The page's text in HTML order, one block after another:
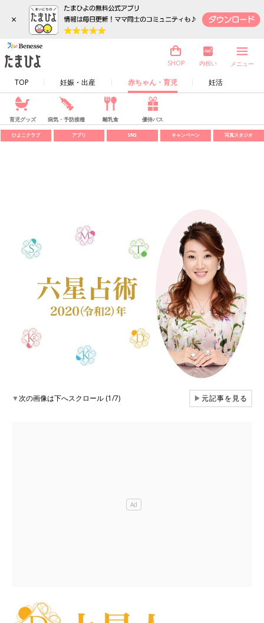
×
TOP 妊娠・出産 赤ちゃん・育児 妊活
SHOP 内祝い メニュー
育児グッズ 病気・予防接種 離乳食 優待パス
ひよこクラブ アプリ SNS キャンペーン 写真スタジオ
▼次の画像は下へスクロール (1/7) ▶元記事を見る